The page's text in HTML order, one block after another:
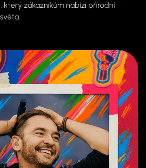
který zákazníkům nabízí přírodní